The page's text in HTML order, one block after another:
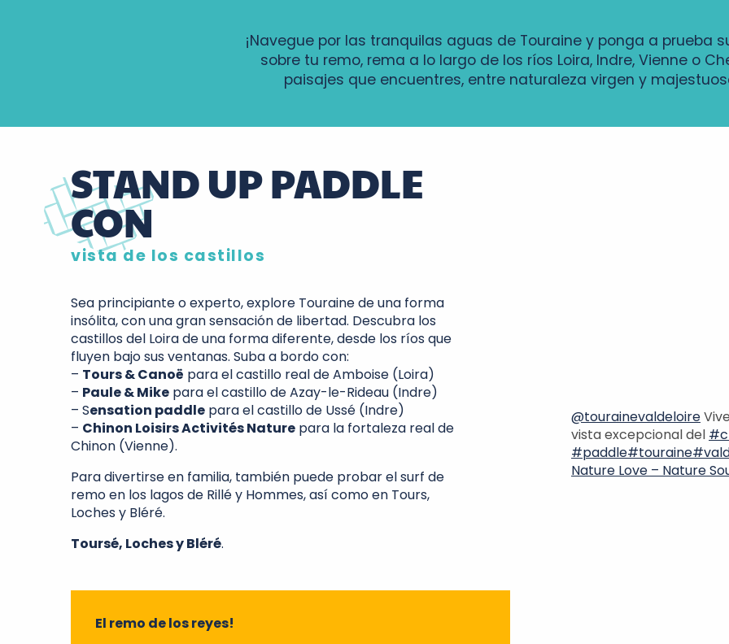
¡Navegue por las tranquilas aguas de Touraine y ponga a prueba
sobre tu remo, rema a lo largo de los ríos Loira, Indre, Vienne o
paisajes que encuentres, entre naturaleza virgen y
STAND UP PADDLE
CON
vista de los castillos
Sea principiante o experto, explore Touraine de una forma
insólita, con una gran sensación de libertad. Descubra los
castillos del Loira de una forma diferente, desde los ríos que
fluyen bajo sus ventanas. Suba a bordo con:
– Tours & Canoë para el castillo real de Amboise (Loira)
– Paule & Mike para el castillo de Azay-le-Rideau (Indre)
– Sensation paddle para el castillo de Ussé (Indre)
– Chinon Loisirs Activités Nature para la fortaleza real de
Chinon (Vienne).
Para divertirse en familia, también puede probar el surf de
remo en los lagos de Rillé y Hommes, así como en Tours,
Loches y Bléré.
Toursé, Loches y Bléré.
El remo de los reyes!
@tourainevaldeloire
vista excepcional del
#paddle#touraine
Nature Love – Nature